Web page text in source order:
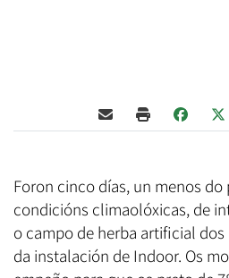
Foron cinco días, un menos
condicións climaolóxicas, de
o campo de herba artificial
da instalación de Indoor. Os